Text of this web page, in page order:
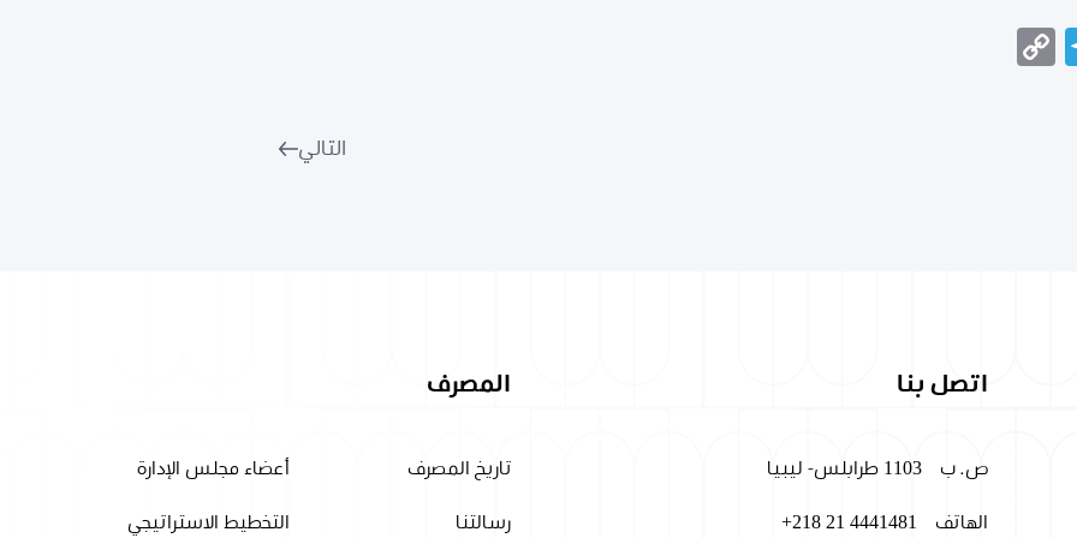
Telegram
التالي
اتصل بنا
ص. ب 1103 طرابلس- ليبيا
الهاتف +218 21 4441481
المصرف
تاريخ المصرف أعضاء مجلس الإدارة
رسالتنا التخطيط الاستراتيجي